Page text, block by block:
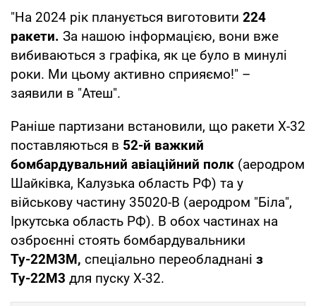
"На 2024 рік планується виготовити 224
ракети. За нашою інформацією, вони вже
вибиваються з графіка, як це було в минулі
роки. Ми цьому активно сприяємо!" –
заявили в "Атеш".
Раніше партизани встановили, що ракети Х-32
поставляються в 52-й важкий
бомбардувальний авіаційний полк (аеродром
Шайківка, Калузька область РФ) та у
військову частину 35020-В (аеродром "Біла",
Іркутська область РФ). В обох частинах на
озброєнні стоять бомбардувальники
Ту-22М3М, спеціально переобладнані з
Ту-22М3 для пуску Х-32.